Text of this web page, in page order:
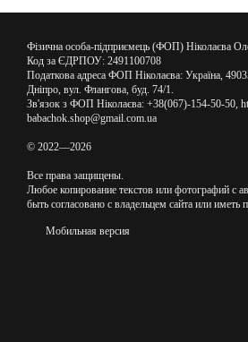
Фізична особа-підприємець (ФОП) Ніколаєва
Код за ЄДРПОУ: 2491100708
Податкова адреса ФОП Ніколаєва: Україна,
Дніпро, вул. Флангова, буд. 74/1.
Зв'язок з ФОП Ніколаєва: +38(067)-154-50-50,
babachok.shop@gmail.com.ua
© 2022—2026
Все права защищены.
Любое копирование текстов или фотографий с
быть согласовано с владельцем сайта или иметь
Мобильная версия